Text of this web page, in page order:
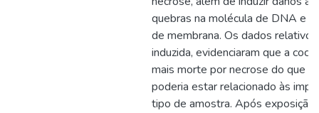
quebras na molécula de DNA e
de membrana. Os dados
induzida, evidenciaram que a
mais morte por necrose do que a
poderia estar relacionado às
tipo de amostra. Após exposição